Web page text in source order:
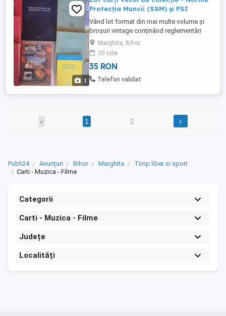
1
Protecția Muncii (SSM) și PSI
Vând lot format din mai multe volume și
broșuri vintage conținând reglementări
oficiale românești din domeniul Securității
și Sănătății în Muncă (SSM) și Prevenirii și
Stingerii Incendiilor (PSI). Pachetul include
piese de colecție greu de găsit, specifice
unor industrii grele (Ministerul Petrolului, ...
Marghita, Bihor
30 iulie
35 RON
Telefon validat
‹ 1 2 ›
Publi24 Anunțuri Bihor Marghita
Timp liber si sport
Carti - Muzica - Filme
Categorii
Carti - Muzica - Filme
Județe
Localități